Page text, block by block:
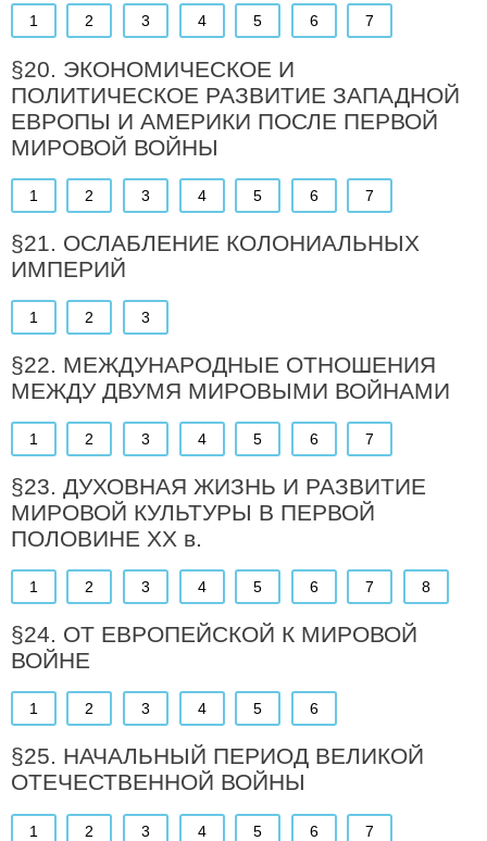
1 2 3 4 5 6 7
§20. ЭКОНОМИЧЕСКОЕ И
ПОЛИТИЧЕСКОЕ РАЗВИТИЕ ЗАПАДНОЙ
ЕВРОПЫ И АМЕРИКИ ПОСЛЕ ПЕРВОЙ
МИРОВОЙ ВОЙНЫ
1 2 3 4 5 6 7
§21. ОСЛАБЛЕНИЕ КОЛОНИАЛЬНЫХ
ИМПЕРИЙ
1 2 3
§22. МЕЖДУНАРОДНЫЕ ОТНОШЕНИЯ
МЕЖДУ ДВУМЯ МИРОВЫМИ ВОЙНАМИ
1 2 3 4 5 6 7
§23. ДУХОВНАЯ ЖИЗНЬ И РАЗВИТИЕ
МИРОВОЙ КУЛЬТУРЫ В ПЕРВОЙ
ПОЛОВИНЕ XX в.
1 2 3 4 5 6 7 8
§24. ОТ ЕВРОПЕЙСКОЙ К МИРОВОЙ
ВОЙНЕ
1 2 3 4 5 6
§25. НАЧАЛЬНЫЙ ПЕРИОД ВЕЛИКОЙ
ОТЕЧЕСТВЕННОЙ ВОЙНЫ
1 2 3 4 5 6 7